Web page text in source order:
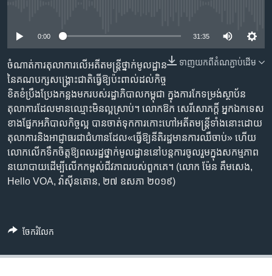
រំលង​
និង​
ចូល​
ទៅ​
កាន់​
ទំព័រ​
ស្វែង​
រក
បណ្តាញ​សង្គម
ភាសា
0:00 31:35
ទាញ​យក​ពី​តំណភ្ជាប់​ដើម
ចំណាត់ការ​តុលាការ​លើ​អតីត​មន្ត្រី​ថ្នាក់​មូលដ្ឋាន​
នៃ​គណបក្ស​សង្គ្រោះជាតិ​ធ្វើ​ឱ្យ​ប៉ះពាល់​ដល់​កិច្ច​
ខិតខំ​ប្រឹងប្រែង​កន្លងមក​របស់​រដ្ឋាភិបាល​កម្ពុជា​ ក្នុងការ​កែ​ទម្រង់​ស្ថាប័ន​
តុលាការ​ដែល​មាន​ឈ្មោះ​មិន​ល្អ​ស្រាប់។ លោក​ឱក សេរីសោភក្តិ៍​ អ្នក​ឯកទេស​
ខាង​ផ្នែក​អភិបាល​កិច្ច​ល្អ​ បាន​ចាត់​ទុក​ការ​កោះហៅ​អតីត​មន្ត្រី​ទាំង​នោះ​​ដោយ​
តុលាការ​និង​អាជ្ញាធរ​ជា​ជំហាន​ដែល​«ធ្វើ​ឱ្យ​នីតិរដ្ឋ​មាន​ការ​ឈឺចាប់‍» ហើយ​​
លោក​លើក​ទឹកចិត្ត​ឱ្យ​ពលរដ្ឋ​ថ្នាក់​មូលដ្ឋាន​នៅ​បន្ត​ការ​ចូលរួម​ក្នុង​សកម្មភាព​​
នយោបាយ​ដើម្បី​លើក​កម្ពស់​ជីវភាព​របស់​ពួកគេ។ (លោក ម៉ែន គឹមសេង,
Hello VOA, វ៉ាស៊ីនតោន, ២៧ ឧសភា ២០១៩)
ចែករំលែក